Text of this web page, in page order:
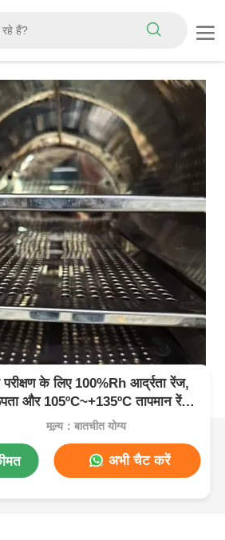
के लिए 100%Rh आर्द्रता रेंज,
और 105ºC~+135ºC तापमान रेंज
एजिंग टेस्ट चैंबर
मूल्य：बातचीत योग्य
अभी चैट करें